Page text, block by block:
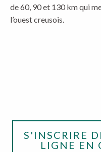
de 60, 90 et 130 km qui
l’ouest creusois.
S'INSCRIRE
LIGNE EN